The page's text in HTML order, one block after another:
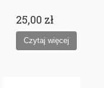
25,00 zł